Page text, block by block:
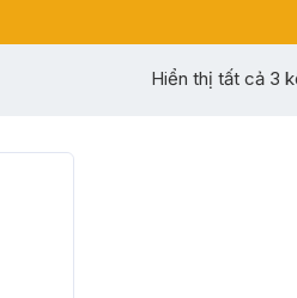
Hiển thị tất cả 3